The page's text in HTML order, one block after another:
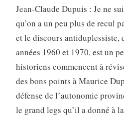
Jean-Claude Dupuis : Je ne
qu’on a un peu plus de recul
et le discours antiduplessiste,
années 1960 et 1970, est un
historiens commencent à
des bons points à Maurice
défense de l’autonomie
le grand legs qu’il a donné à